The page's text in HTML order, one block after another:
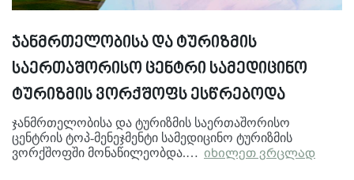
ჯანმრთელობისა და ტურიზმის
საერთაშორისო ცენტრი სამედიცინო
ტურიზმის ვორქშოფს ესწრებოდა
ჯანმრთელობისა და ტურიზმის საერთაშორისო
ცენტრის ტოპ-მენეჯმენტი სამედიცინო ტურიზმის
ვორქშოფში მონაწილეობდა.… იხილეთ ვრცლად